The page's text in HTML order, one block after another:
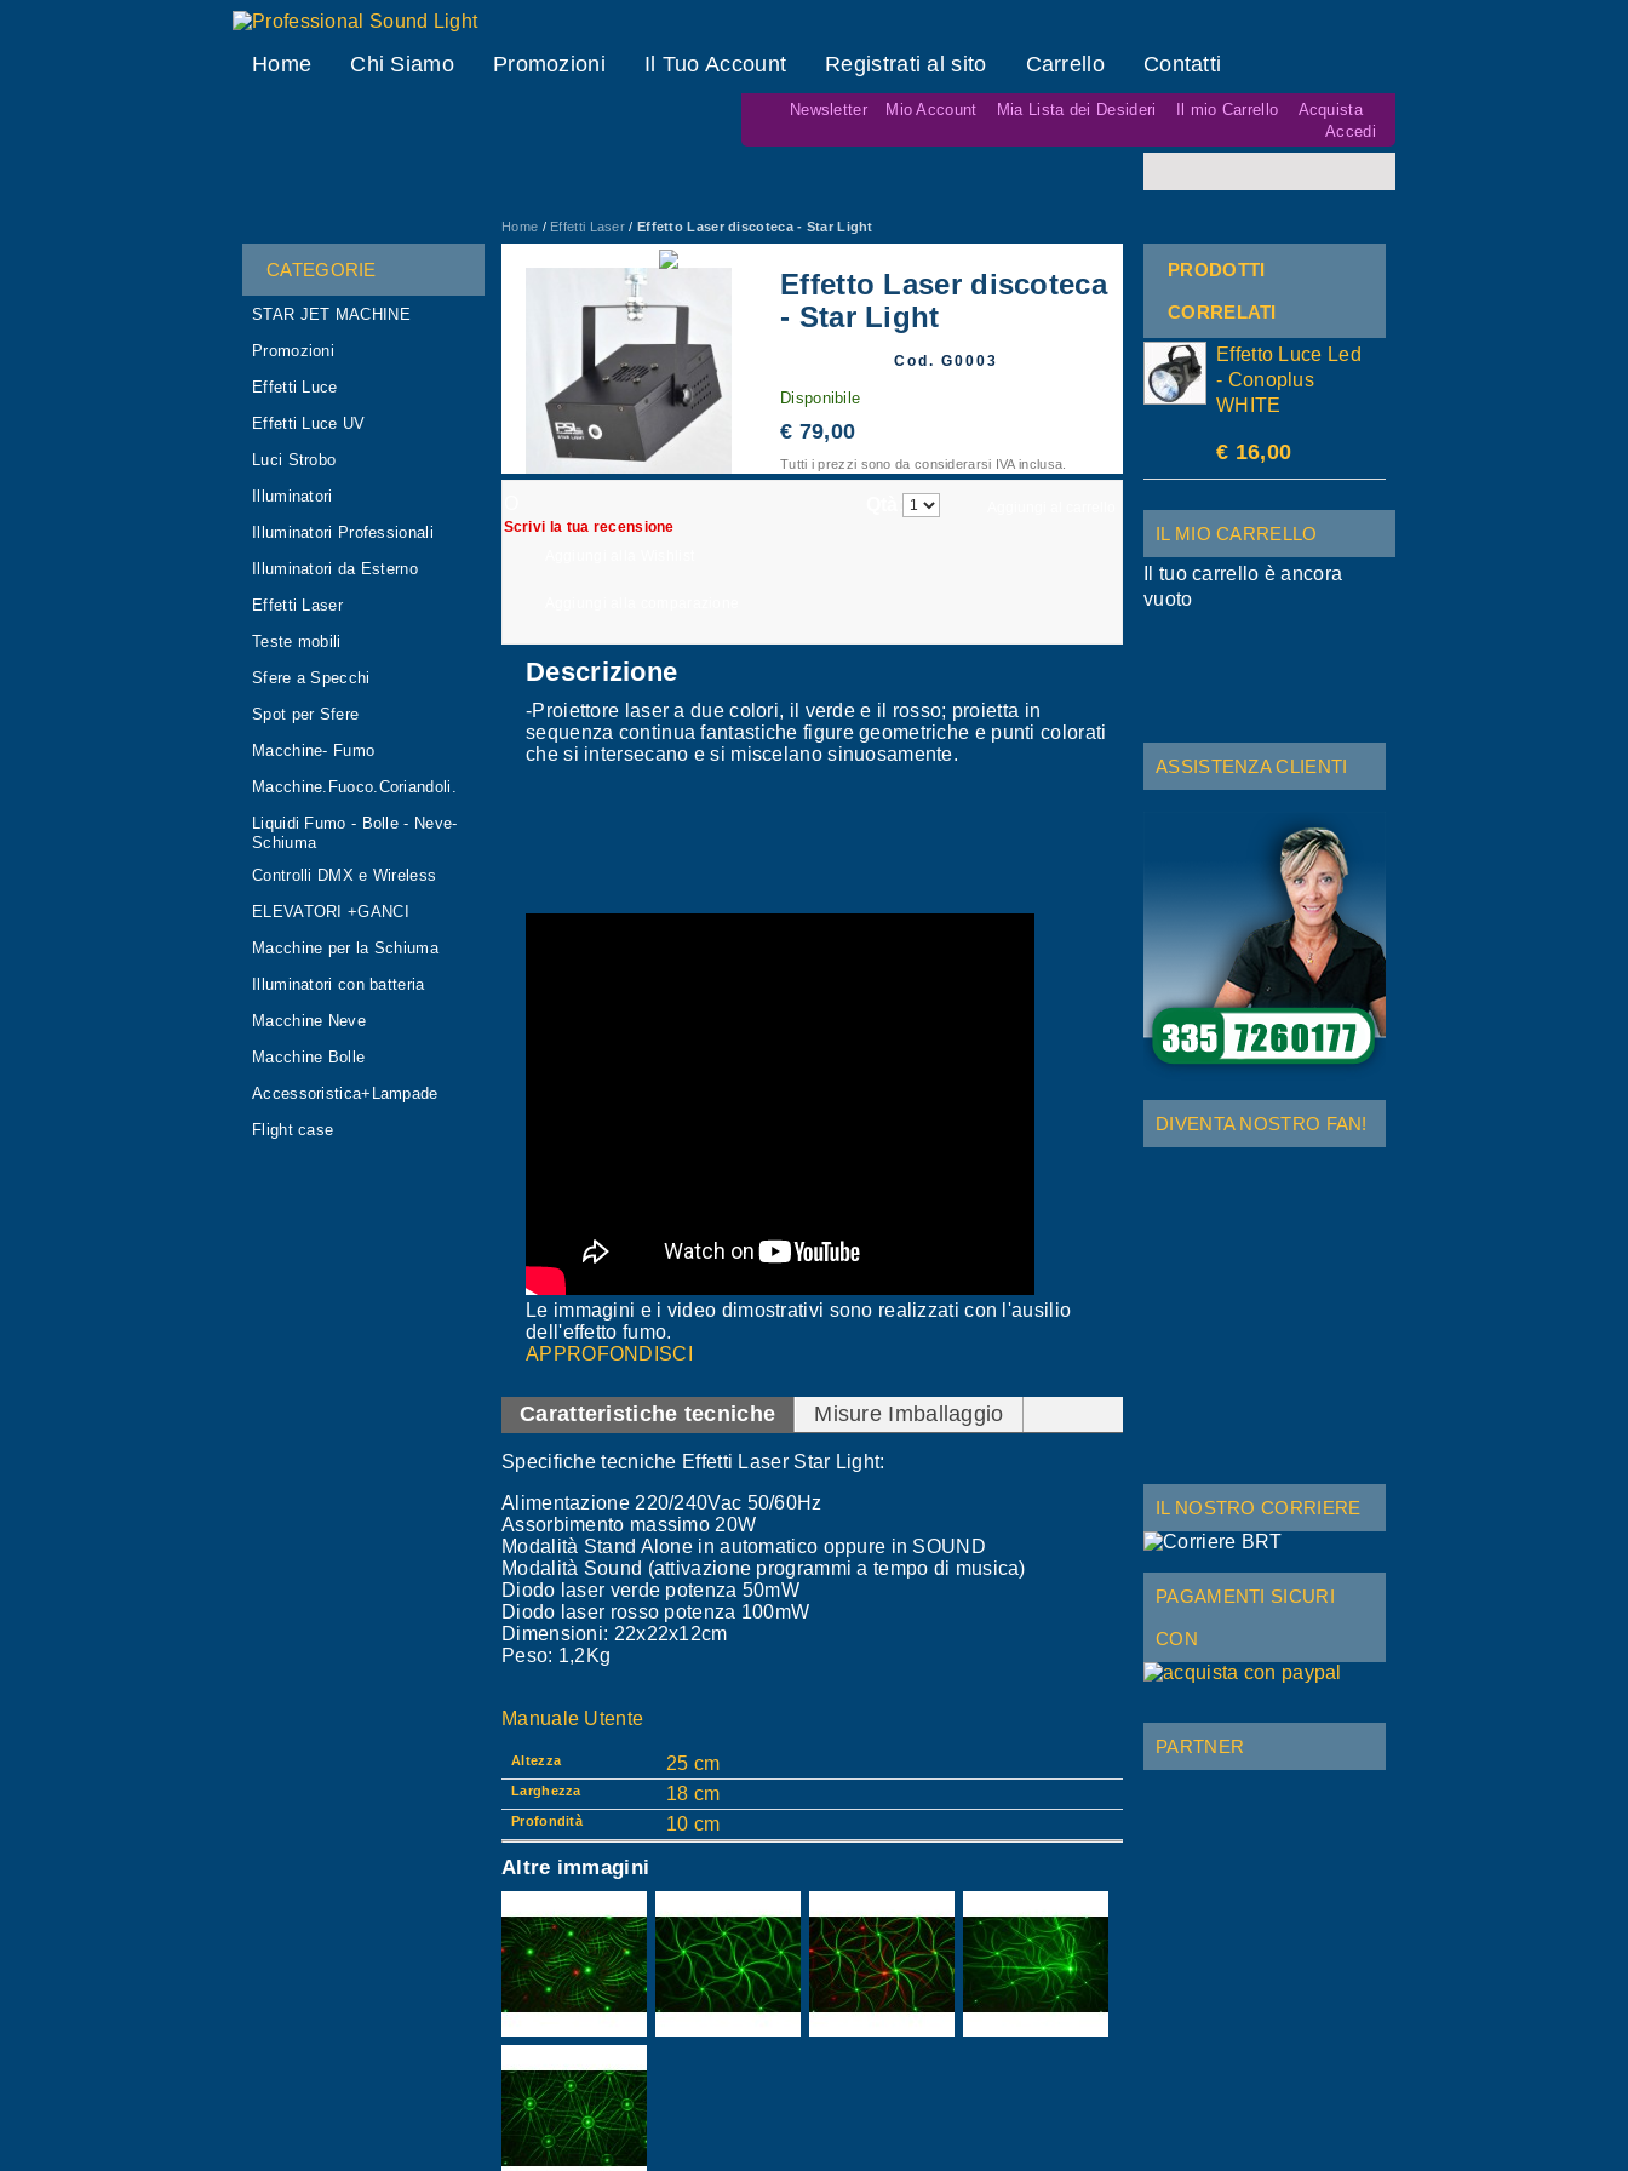
Home Chi Siamo Promozioni Il Tuo Account Registrati al sito Carrello Contatti
Newsletter Mio Account Mia Lista dei Desideri Il mio Carrello
Acquista
Accedi
Home / Effetti Laser / Effetto Laser discoteca - Star Light
PRODOTTI
CORRELATI
Effetto Luce Led
- Conoplus
WHITE
€ 16,00
IL MIO CARRELLO
Il tuo carrello è ancora
vuoto
ASSISTENZA CLIENTI
DIVENTA NOSTRO FAN!
IL NOSTRO CORRIERE
PAGAMENTI SICURI
CON
PARTNER
CATEGORIE
STAR JET MACHINE
Promozioni
Effetti Luce
Effetti Luce UV
Luci Strobo
Illuminatori
Illuminatori Professionali
Illuminatori da Esterno
Effetti Laser
Teste mobili
Sfere a Specchi
Spot per Sfere
Macchine- Fumo
Macchine.Fuoco.Coriandoli.
Liquidi Fumo - Bolle - Neve-
Schiuma
Controlli DMX e Wireless
ELEVATORI +GANCI
Macchine per la Schiuma
Illuminatori con batteria
Macchine Neve
Macchine Bolle
Accessoristica+Lampade
Flight case
Effetto Laser discoteca
- Star Light
Cod. G0003
Disponibile
€ 79,00
Tutti i prezzi sono da considerarsi IVA inclusa.
Scrivi la tua recensione
Descrizione
-Proiettore laser a due colori, il verde e il rosso; proietta in
sequenza continua fantastiche figure geometriche e punti colorati
che si intersecano e si miscelano sinuosamente.
Le immagini e i video dimostrativi sono realizzati con l'ausilio
dell'effetto fumo.
APPROFONDISCI
Caratteristiche tecniche Misure Imballaggio
Specifiche tecniche Effetti Laser Star Light:
Alimentazione 220/240Vac 50/60Hz
Assorbimento massimo 20W
Modalità Stand Alone in automatico oppure in SOUND
Modalità Sound (attivazione programmi a tempo di musica)
Diodo laser verde potenza 50mW
Diodo laser rosso potenza 100mW
Dimensioni: 22x22x12cm
Peso: 1,2Kg
Manuale Utente
Altezza 25 cm
Larghezza 18 cm
Profondità 10 cm
Altre immagini